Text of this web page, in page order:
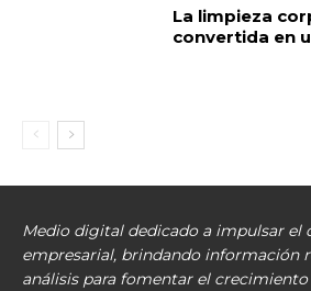
La limpieza
convertida en
Medio digital dedicado a impulsar el
empresarial, brindando información
análisis para fomentar el